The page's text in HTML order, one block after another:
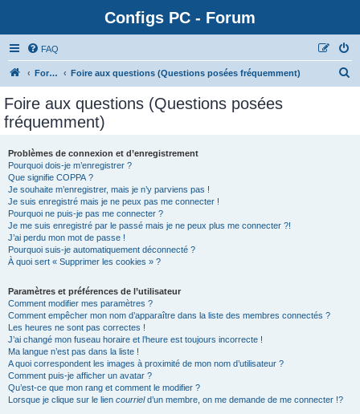
Configs PC - Forum
FAQ
Forum Foire aux questions (Questions posées fréquemment)
Foire aux questions (Questions posées
fréquemment)
Problèmes de connexion et d’enregistrement
Pourquoi dois-je m’enregistrer ?
Que signifie COPPA ?
Je souhaite m’enregistrer, mais je n’y parviens pas !
Je suis enregistré mais je ne peux pas me connecter !
Pourquoi ne puis-je pas me connecter ?
Je me suis enregistré par le passé mais je ne peux plus me connecter ?!
J’ai perdu mon mot de passe !
Pourquoi suis-je automatiquement déconnecté ?
À quoi sert « Supprimer les cookies » ?
Paramètres et préférences de l’utilisateur
Comment modifier mes paramètres ?
Comment empêcher mon nom d’apparaître dans la liste des membres connectés ?
Les heures ne sont pas correctes !
J’ai changé mon fuseau horaire et l’heure est toujours incorrecte !
Ma langue n’est pas dans la liste !
A quoi correspondent les images à proximité de mon nom d’utilisateur ?
Comment puis-je afficher un avatar ?
Qu’est-ce que mon rang et comment le modifier ?
Lorsque je clique sur le lien courrield’un membre, on me demande de me connecter !?